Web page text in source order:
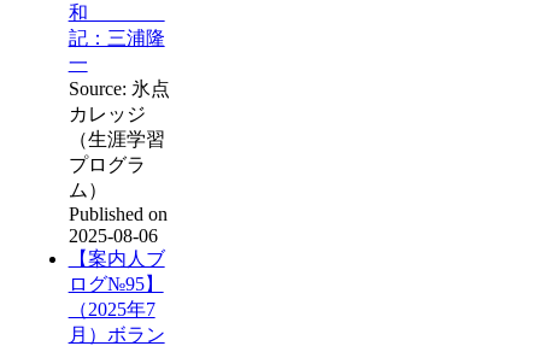
和
記：三浦隆
一
Source: 氷点
カレッジ
（生涯学習
プログラ
ム）
Published on
2025-08-06
【案内人ブ
ログ№95】
（2025年7
月）ボラン